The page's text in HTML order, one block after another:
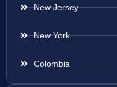
New Jersey
New York
Colombia